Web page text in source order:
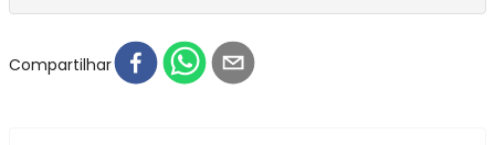
Compartilhar